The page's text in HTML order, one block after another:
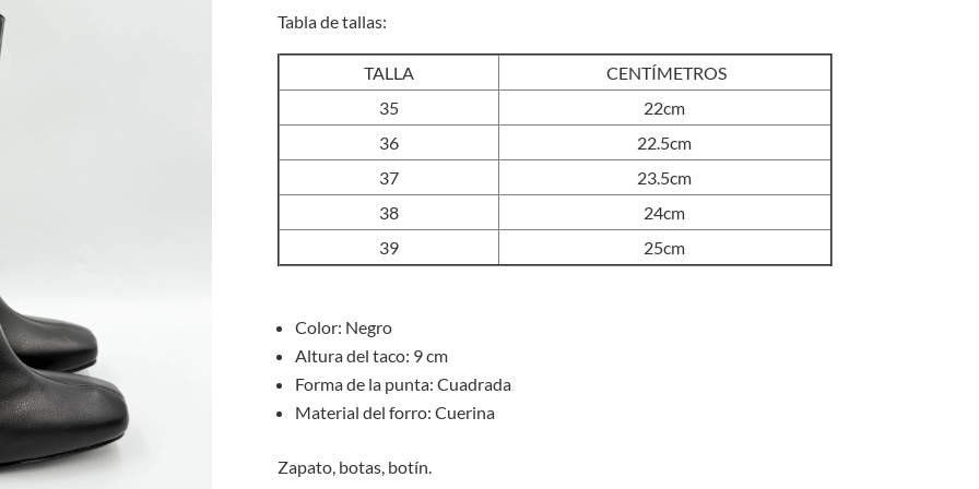
era:
S/110.00.
es:
S/95.00.
Tabla de tallas:
TALLA
CENTÍMETROS
35
22cm
36
22.5cm
37
23.5cm
38
24cm
39
25cm
Color: Negro
Altura del taco: 9 cm
Forma de la punta: Cuadrada
Material del forro: Cuerina
Zapato, botas, botín.